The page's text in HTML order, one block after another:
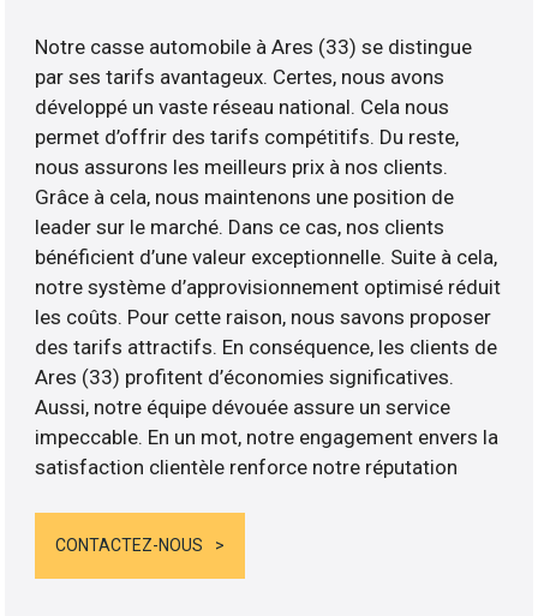
Notre casse automobile à Ares (33) se distingue
par ses tarifs avantageux. Certes, nous avons
développé un vaste réseau national. Cela nous
permet d’offrir des tarifs compétitifs. Du reste,
nous assurons les meilleurs prix à nos clients.
Grâce à cela, nous maintenons une position de
leader sur le marché. Dans ce cas, nos clients
bénéficient d’une valeur exceptionnelle. Suite à cela,
notre système d’approvisionnement optimisé réduit
les coûts. Pour cette raison, nous savons proposer
des tarifs attractifs. En conséquence, les clients de
Ares (33) profitent d’économies significatives.
Aussi, notre équipe dévouée assure un service
impeccable. En un mot, notre engagement envers la
satisfaction clientèle renforce notre réputation
CONTACTEZ-NOUS